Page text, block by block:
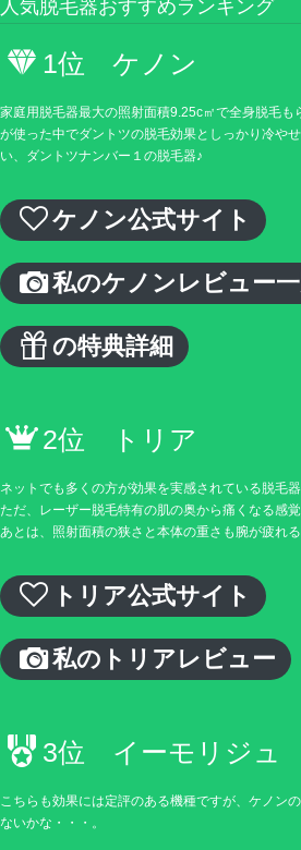
人気脱毛器おすすめランキング
1位 ケノン
家庭用脱毛器最大の照射面積9.25c㎡で全身脱毛も
が使った中でダントツの脱毛効果としっかり冷や
い、ダントツナンバー１の脱毛器♪
ケノン公式サイト
私のケノンレビュー
の特典詳細
2位 トリア
ネットでも多くの方が効果を実感されている脱毛器
ただ、レーザー脱毛特有の肌の奥から痛くなる感
あとは、照射面積の狭さと本体の重さも腕が疲れる
トリア公式サイト
私のトリアレビュー
3位 イーモリジュ
こちらも効果には定評のある機種ですが、ケノン
ないかな・・・。